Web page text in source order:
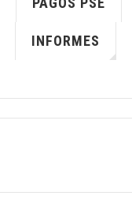
INFORMES